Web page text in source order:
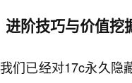
阶技巧与价值挖
们已经对17c永久隐